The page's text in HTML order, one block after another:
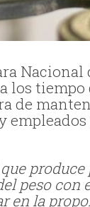
los
de
peso con
en la